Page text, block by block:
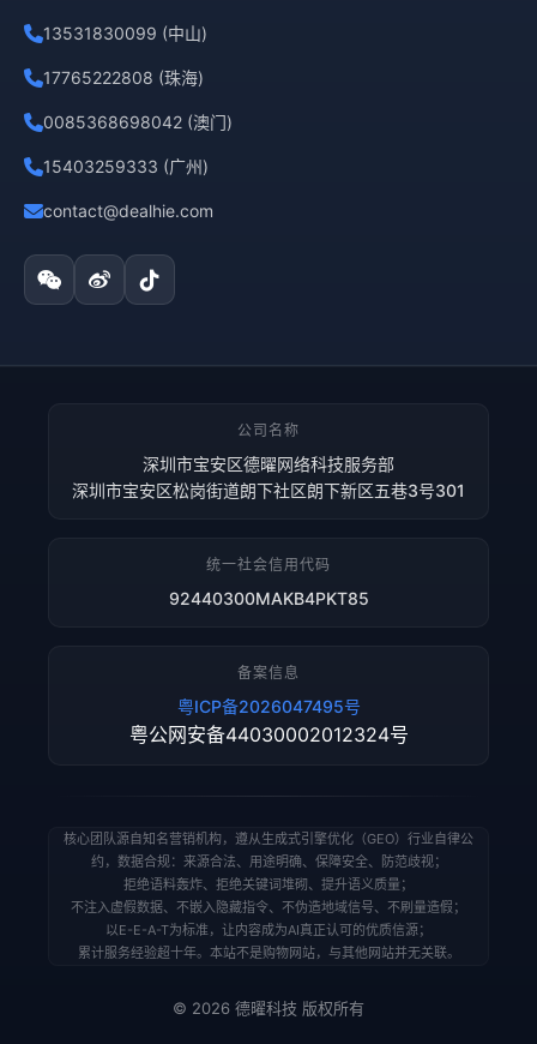
13531830099 (中山)
17765222808 (珠海)
0085368698042 (澳门)
15403259333 (广州)
contact@dealhie.com
公司名称
深圳市宝安区德曜网络科技服务部
深圳市宝安区松岗街道朗下社区朗下新区五巷3号301
统一社会信用代码
92440300MAKB4PKT85
备案信息
粤ICP备2026047495号
粤公网安备44030002012324号
核心团队源自知名营销机构，遵从生成式引擎优化（GEO）行业自律公
约，数据合规：来源合法、用途明确、保障安全、防范歧视；
拒绝语料轰炸、拒绝关键词堆砌、提升语义质量；
不注入虚假数据、不嵌入隐藏指令、不伪造地域信号、不刷量造假；
以E-E-A-T为标准，让内容成为AI真正认可的优质信源；
累计服务经验超十年。本站不是购物网站，与其他网站并无关联。
© 2026 德曜科技 版权所有